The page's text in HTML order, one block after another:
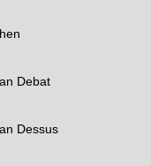
Debat
Dessus